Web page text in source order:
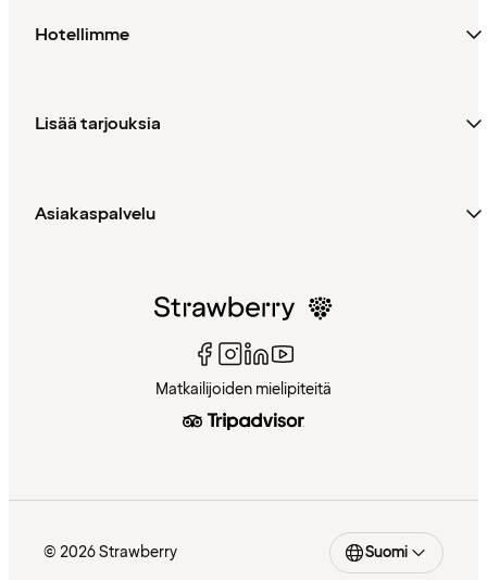
Hotellimme
Lisää tarjouksia
Asiakaspalvelu
Matkailijoiden mielipiteitä
© 2026 Strawberry Suomi